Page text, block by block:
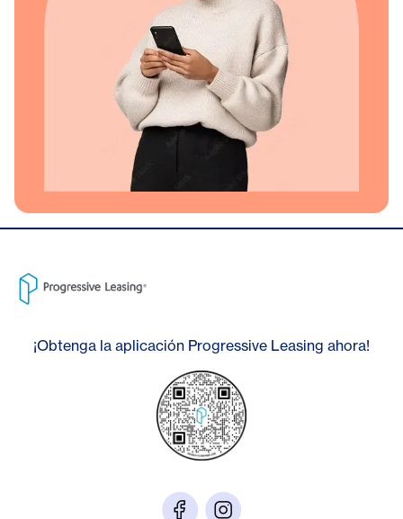
¡Obtenga la aplicación Progressive Leasing ahora!